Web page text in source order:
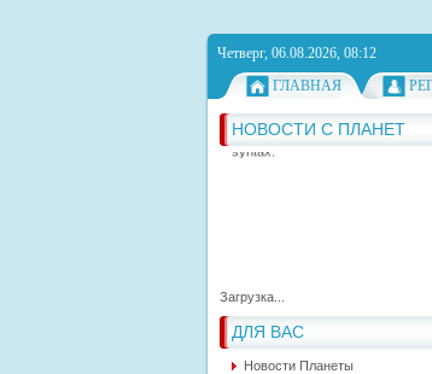
Четверг, 06.08.2026, 08:12
ГЛАВНАЯ
НОВОСТИ С ПЛАНЕТ
RSS feed has not correct
syntax.RSS feed has not correct
syntax.
Загрузка...
ДЛЯ ВАС
Новости Планеты